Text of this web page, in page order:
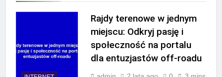
Rajdy terenowe w jednym
miejscu: Odkryj pasję i
społeczność na portalu
dla entuzjastów off-roadu